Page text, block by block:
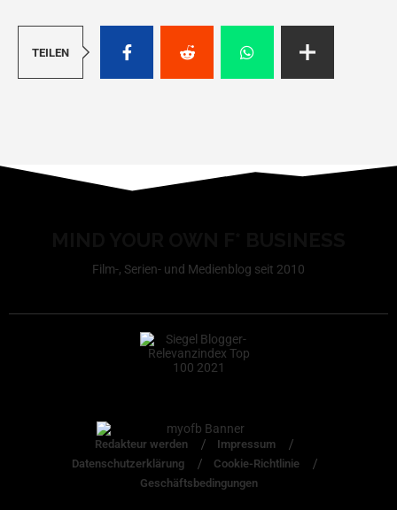
TEILEN
Film-, Serien- und Medienblog seit 2010
Redakteur werden
Impressum
Datenschutzerklärung
Cookie-Richtlinie
Geschäftsbedingungen